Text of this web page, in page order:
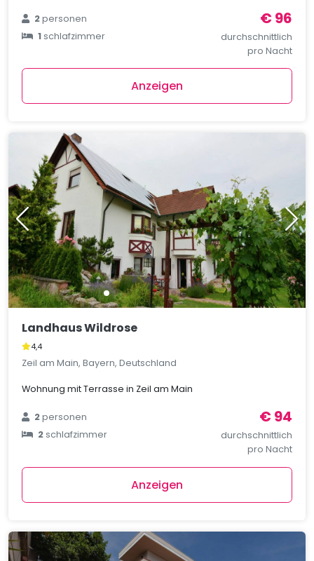
2personen
1schlafzimmer
€ 96
durchschnittlich
pro Nacht
Anzeigen
Landhaus Wildrose
4,4
Zeil am Main, Bayern, Deutschland
Wohnung mit Terrasse in Zeil am Main
2personen
2schlafzimmer
€ 94
durchschnittlich
pro Nacht
Anzeigen